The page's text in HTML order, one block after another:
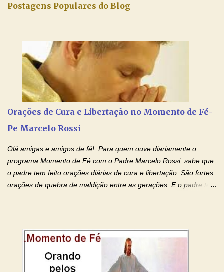
esta abençoada semana de orações no programa de rádio
tenha fé, creia firmemente e ore incessantemente até que o
Kairós aconteça em sua vida. Fique no Amor Ágape de Jesus e
no Amor Materno de Nossa Senhora. Adriana-Devoção e Fé
Mensagem do Padre Marcelo Rossi por E-mail: Amados!! Nesta
quarta feira, vamos orar pelas pessoas que sofrem com as
doenças do coração, NO SAGRADO CORAÇÃO DE JESUS E NO
Postagens Populares do Blog
Orações de Cura e Libertação no Momento de Fé-
Pe Marcelo Rossi
Olá amigas e amigos de fé! Para quem ouve diariamente o
programa Momento de Fé com o Padre Marcelo Rossi, sabe que
o padre tem feito orações diárias de cura e libertação. São fortes
orações de quebra de maldição entre as gerações. E o padre tem
por estas valiosas orações. Tenham um lindo fim de semana na
paz de Jesus Cristo e no amor de Maria Santíssima. Adriana-
Devoção e Fé Clique para acessar: Facebook Padre Marcelo
Rossi Site Padre Marcelo Rossi (para ouvir o Momento de Fé)